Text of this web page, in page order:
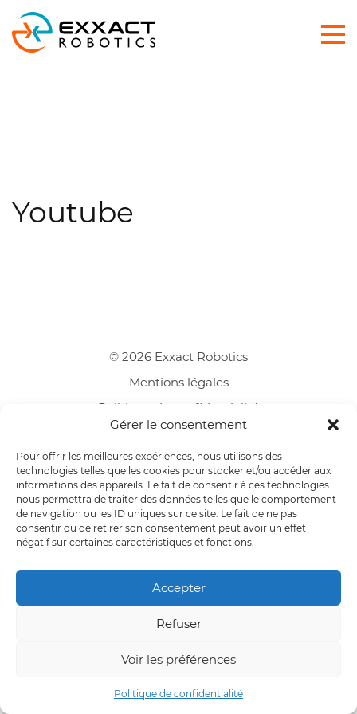
Gérer le consentement
Pour offrir les meilleures expériences, nous utilisons des
technologies telles que les cookies pour stocker et/ou accéder aux
informations des appareils. Le fait de consentir à ces technologies
nous permettra de traiter des données telles que le comportement
de navigation ou les ID uniques sur ce site. Le fait de ne pas
consentir ou de retirer son consentement peut avoir un effet
négatif sur certaines caractéristiques et fonctions.
Accepter
Refuser
Voir les préférences
Politique de confidentialité
Youtube
© 2026 Exxact Robotics
Mentions légales
Politique de confidentialité